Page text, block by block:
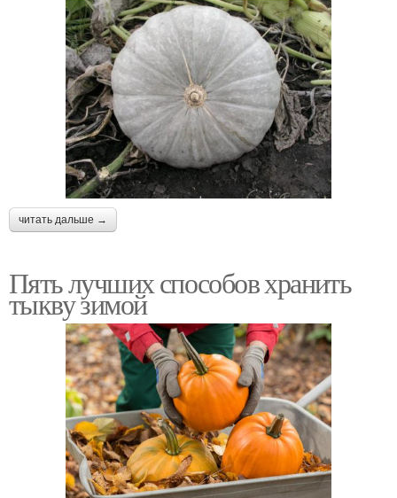
читать дальше →
Пять лучших способов хранить
тыкву зимой